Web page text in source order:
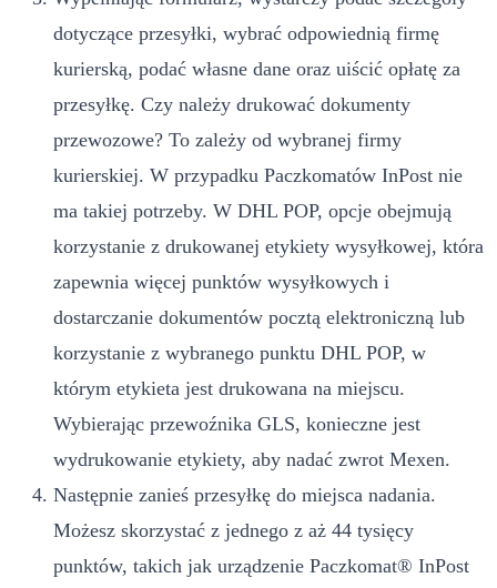
dotyczące przesyłki, wybrać odpowiednią firmę
kurierską, podać własne dane oraz uiścić opłatę za
przesyłkę. Czy należy drukować dokumenty
przewozowe? To zależy od wybranej firmy
kurierskiej. W przypadku Paczkomatów InPost nie
ma takiej potrzeby. W DHL POP, opcje obejmują
korzystanie z drukowanej etykiety wysyłkowej, która
zapewnia więcej punktów wysyłkowych i
dostarczanie dokumentów pocztą elektroniczną lub
korzystanie z wybranego punktu DHL POP, w
którym etykieta jest drukowana na miejscu.
Wybierając przewoźnika GLS, konieczne jest
wydrukowanie etykiety, aby nadać zwrot Mexen.
Następnie zanieś przesyłkę do miejsca nadania.
Możesz skorzystać z jednego z aż 44 tysięcy
punktów, takich jak urządzenie Paczkomat® InPost